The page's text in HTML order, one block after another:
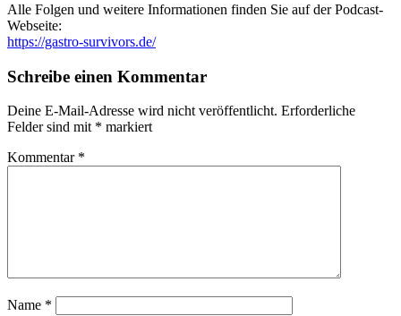
Alle Folgen und weitere Informationen finden Sie auf der Podcast-
Webseite:
https://gastro-survivors.de/
Schreibe einen Kommentar
Deine E-Mail-Adresse wird nicht veröffentlicht. Erforderliche
Felder sind mit * markiert
Kommentar *
Name *